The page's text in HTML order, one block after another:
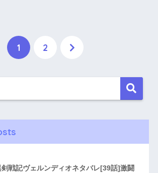
1 2
剣戦記ヴェルンディオネタバレ[39話]激闘